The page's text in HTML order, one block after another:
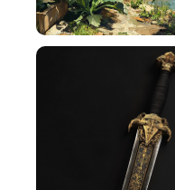
h4pMiM8232a5